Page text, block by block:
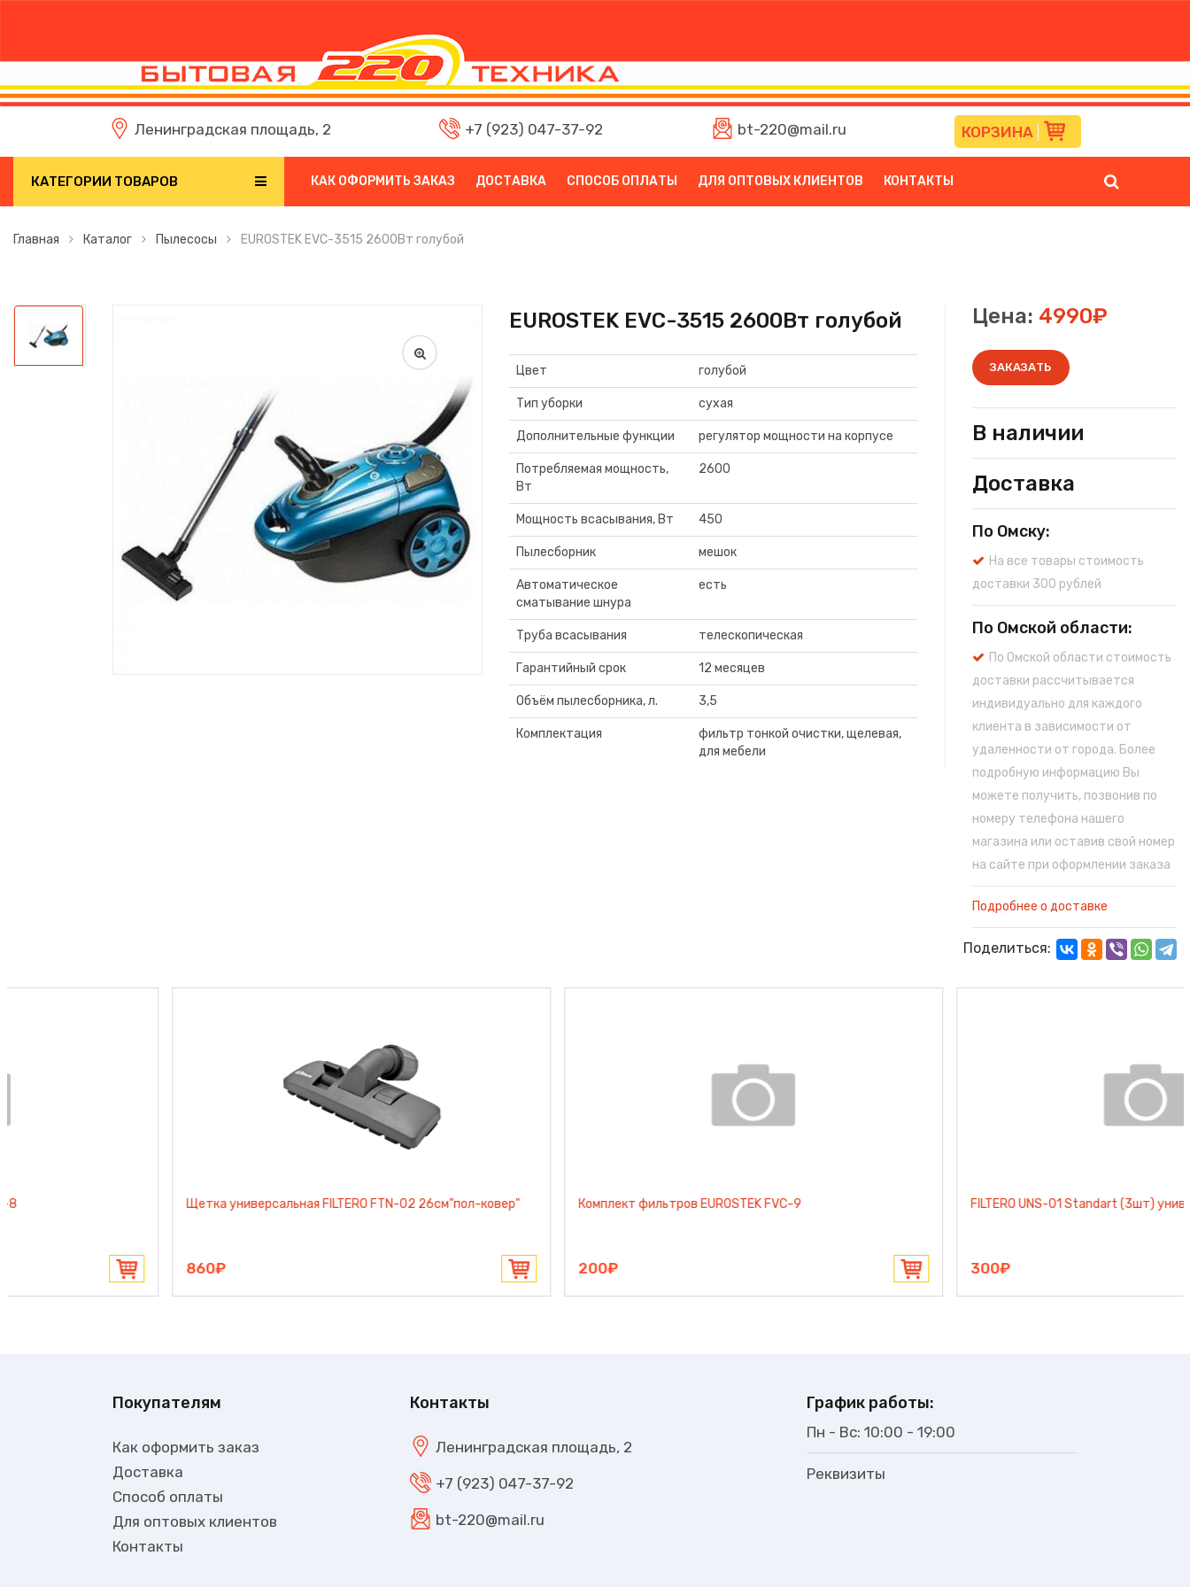
Ленинградская площадь, 2 +7 (923) 047-37-92 bt-220@mail.ru КОРЗИНА
КАТЕГОРИИ ТОВАРОВ КАК ОФОРМИТЬ ЗАКАЗ ДОСТАВКА СПОСОБ ОПЛАТЫ ДЛЯ ОПТОВЫХ КЛИЕНТОВ КОНТАКТЫ
Главная Каталог Пылесосы EUROSTEK EVC-3515 2600Вт голубой
EUROSTEK EVC-3515 2600Вт голубой
Цвет голубой
Тип уборки сухая
Дополнительные функции регулятор мощности на корпусе
Потребляемая мощность,
Вт
2600
Мощность всасывания, Вт 450
Пылесборник мешок
Автоматическое
сматывание шнура
есть
Труба всасывания телескопическая
Гарантийный срок 12 месяцев
Объём пылесборника, л. 3,5
Комплектация
фильтр тонкой очистки, щелевая,
для мебели
Цена: 4990₽
ЗАКАЗАТЬ
В наличии
Доставка
По Омску:
На все товары стоимость
доставки 300 рублей
По Омской области:
По Омской области стоимость
доставки рассчитывается
индивидуально для каждого
клиента в зависимости от
удаленности от города. Более
подробную информацию Вы
можете получить, позвонив по
номеру телефона нашего
магазина или оставив свой номер
на сайте при оформлении заказа
Подробнее о доставке
Поделиться:
Комплект фильтров EUROSTEK FVC-9 FILTERO UNS-01 Standart (3шт) универсальные синтетика
Комплект фильтров EUROSTEK FVC-9 (EVC-3511, EVC-
Покупателям
Как оформить заказ
Доставка
Способ оплаты
Для оптовых клиентов
Контакты
Контакты
Ленинградская площадь, 2
+7 (923) 047-37-92
bt-220@mail.ru
График работы:
Пн - Вс: 10:00 - 19:00
Реквизиты